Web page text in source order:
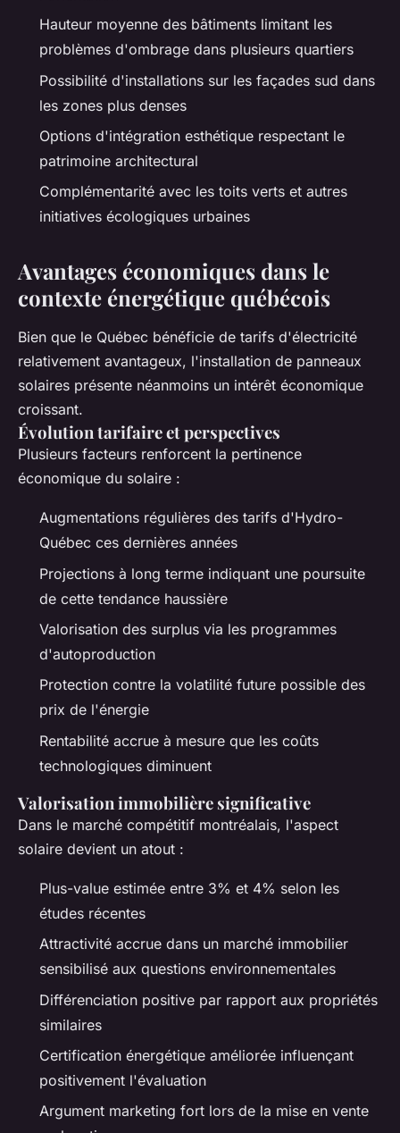
Hauteur moyenne des bâtiments limitant les
problèmes d'ombrage dans plusieurs quartiers
Possibilité d'installations sur les façades sud dans
les zones plus denses
Options d'intégration esthétique respectant le
patrimoine architectural
Complémentarité avec les toits verts et autres
initiatives écologiques urbaines
Avantages économiques dans le
contexte énergétique québécois
Bien que le Québec bénéficie de tarifs d'électricité
relativement avantageux, l'installation de panneaux
solaires présente néanmoins un intérêt économique
croissant.
Évolution tarifaire et perspectives
Plusieurs facteurs renforcent la pertinence
économique du solaire :
Augmentations régulières des tarifs d'Hydro-
Québec ces dernières années
Projections à long terme indiquant une poursuite
de cette tendance haussière
Valorisation des surplus via les programmes
d'autoproduction
Protection contre la volatilité future possible des
prix de l'énergie
Rentabilité accrue à mesure que les coûts
technologiques diminuent
Valorisation immobilière significative
Dans le marché compétitif montréalais, l'aspect
solaire devient un atout :
Plus-value estimée entre 3% et 4% selon les
études récentes
Attractivité accrue dans un marché immobilier
sensibilisé aux questions environnementales
Différenciation positive par rapport aux propriétés
similaires
Certification énergétique améliorée influençant
positivement l'évaluation
Argument marketing fort lors de la mise en vente